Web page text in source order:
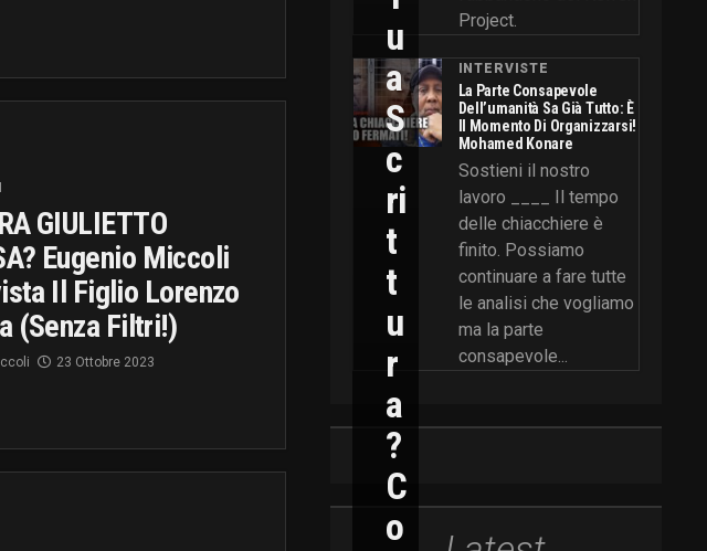
GIULIETTO
Eugenio Miccoli
Il Figlio Lorenzo
(Senza Filtri!)
23 Ottobre 2023
Project.
INTERVISTE
La Parte Consapevole
Dell’umanità Sa Già Tutto: È
Il Momento Di Organizzarsi!
Mohamed Konare
Sostieni il nostro
lavoro ____ Il tempo
delle chiacchiere è
finito. Possiamo
continuare a fare tutte
le analisi che vogliamo
ma la parte
consapevole...
U
A
S
C
Ri
T
T
U
R
A
?
C
O